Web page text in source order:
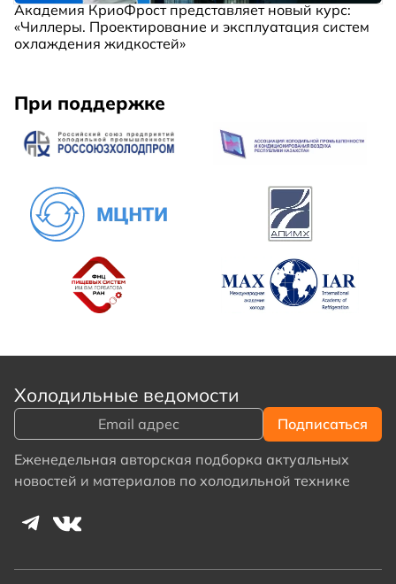
Академия КриоФрост представляет новый курс:
«Чиллеры. Проектирование и эксплуатация систем
охлаждения жидкостей»
При поддержке
Холодильные ведомости
Еженедельная авторская подборка актуальных
новостей и материалов по холодильной технике